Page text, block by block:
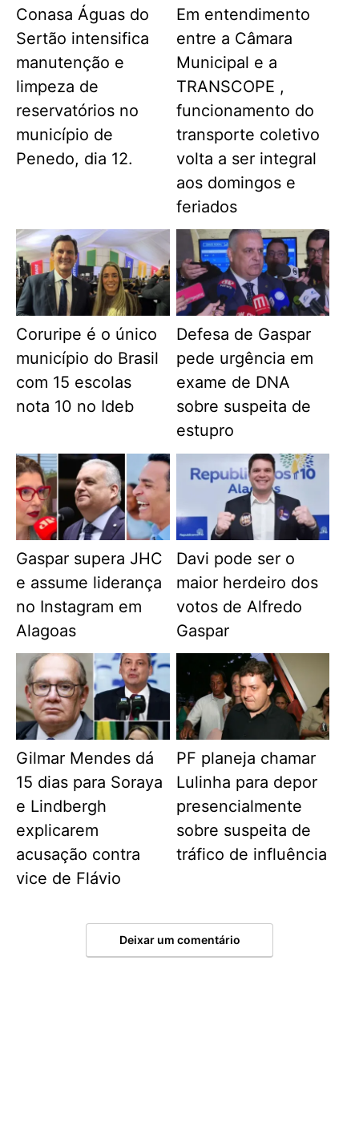
Conasa Águas do
Sertão intensifica
manutenção e
limpeza de
reservatórios no
município de
Penedo, dia 12.
Em entendimento
entre a Câmara
Municipal e a
TRANSCOPE ,
funcionamento do
transporte coletivo
volta a ser integral
aos domingos e
feriados
Coruripe é o único
município do Brasil
com 15 escolas
nota 10 no Ideb
Defesa de Gaspar
pede urgência em
exame de DNA
sobre suspeita de
estupro
Gaspar supera JHC
e assume liderança
no Instagram em
Alagoas
Davi pode ser o
maior herdeiro dos
votos de Alfredo
Gaspar
Gilmar Mendes dá
15 dias para Soraya
e Lindbergh
explicarem
acusação contra
vice de Flávio
PF planeja chamar
Lulinha para depor
presencialmente
sobre suspeita de
tráfico de influência
Deixar um comentário